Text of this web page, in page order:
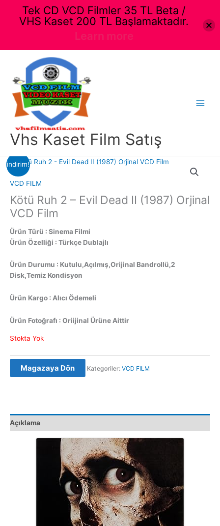
Vhs Kaset Film Satış
indirim!
VCD FILM
Kötü Ruh 2 – Evil Dead II (1987) Orjinal
VCD Film
Ürün Türü : Sinema Filmi
Ürün Özelliği : Türkçe Dublajlı
Ürün Durumu : Kutulu,Açılmış,Orijinal Bandrollü,2
Disk,Temiz Kondisyon
Ürün Kargo : Alıcı Ödemeli
Ürün Fotoğrafı : Oriijinal Ürüne Aittir
Stokta Yok
Magazaya Dön Kategoriler: VCD FILM
Açıklama
Tek CD VCD Filmler 35 TL Beta /
VHS Kaset 200 TL Başlamaktadır.
Learn more